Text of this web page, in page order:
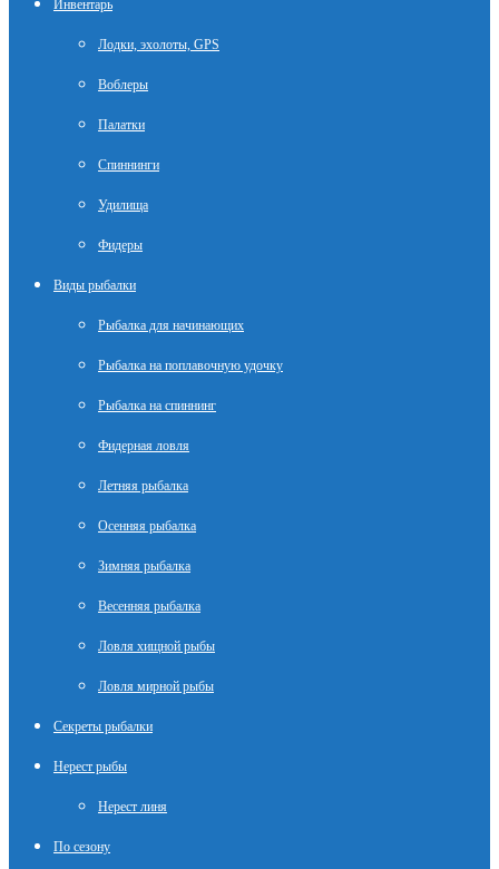
Инвентарь
Лодки, эхолоты, GPS
Воблеры
Палатки
Спиннинги
Удилища
Фидеры
Виды рыбалки
Рыбалка для начинающих
Рыбалка на поплавочную удочку
Рыбалка на спиннинг
Фидерная ловля
Летняя рыбалка
Осенняя рыбалка
Зимняя рыбалка
Весенняя рыбалка
Ловля хищной рыбы
Ловля мирной рыбы
Секреты рыбалки
Нерест рыбы
Нерест линя
По сезону